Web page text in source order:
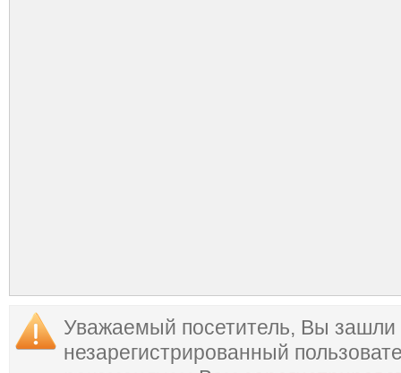
Уважаемый посетитель, Вы зашли
незарегистрированный